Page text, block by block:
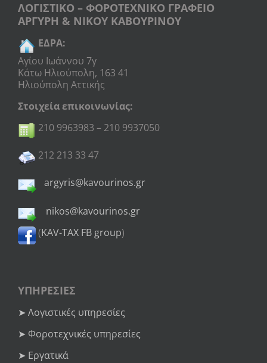
ΛΟΓΙΣΤΙΚΟ – ΦΟΡΟΤΕΧΝΙΚΟ ΓΡΑΦΕΙΟ
ΑΡΓΥΡΗ & ΝΙΚΟΥ ΚΑΒΟΥΡΙΝΟΥ
ΕΔΡΑ:
Αγίου Ιωάννου 7γ
Κάτω Ηλιούπολη, 163 41
Ηλιούπολη Αττικής
Στοιχεία επικοινωνίας:
210 9963983 – 210 9937050
212 213 33 47
argyris@kavourinos.gr
nikos@kavourinos.gr
(KAV-TAX FB group)
ΥΠΗΡΕΣΙΕΣ
➤ Λογιστικές υπηρεσίες
➤ Φοροτεχνικές υπηρεσίες
➤ Εργατικά